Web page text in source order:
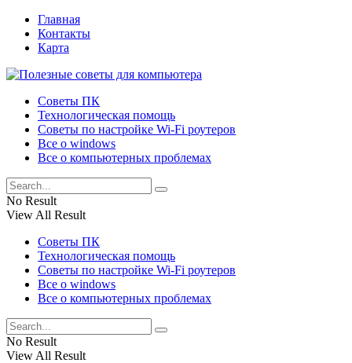
Главная
Контакты
Карта
Советы ПК
Технологическая помощь
Советы по настройке Wi-Fi роутеров
Все о windows
Все о компьютерных проблемах
No Result
View All Result
Советы ПК
Технологическая помощь
Советы по настройке Wi-Fi роутеров
Все о windows
Все о компьютерных проблемах
No Result
View All Result